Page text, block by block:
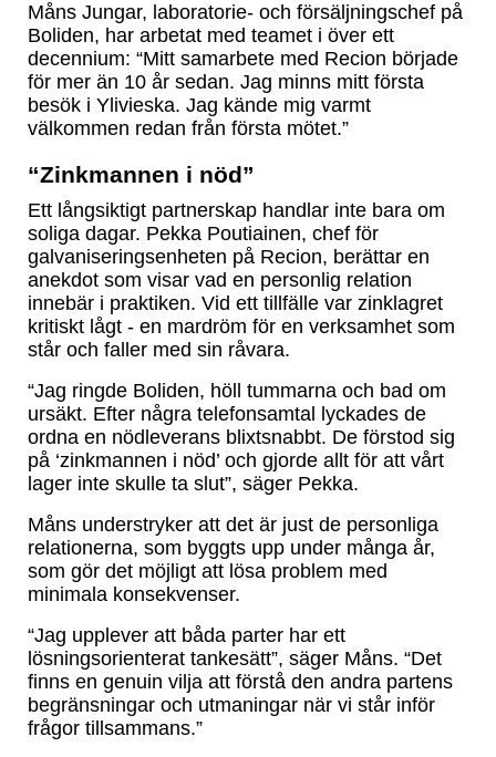
Måns Jungar, laboratorie- och försäljningschef på
Boliden, har arbetat med teamet i över ett
decennium: “Mitt samarbete med Recion började
för mer än 10 år sedan. Jag minns mitt första
besök i Ylivieska. Jag kände mig varmt
välkommen redan från första mötet.”
“Zinkmannen i nöd”
Ett långsiktigt partnerskap handlar inte bara om
soliga dagar. Pekka Poutiainen, chef för
galvaniseringsenheten på Recion, berättar en
anekdot som visar vad en personlig relation
innebär i praktiken. Vid ett tillfälle var zinklagret
kritiskt lågt - en mardröm för en verksamhet som
står och faller med sin råvara.
“Jag ringde Boliden, höll tummarna och bad om
ursäkt. Efter några telefonsamtal lyckades de
ordna en nödleverans blixtsnabbt. De förstod sig
på ‘zinkmannen i nöd’ och gjorde allt för att vårt
lager inte skulle ta slut”, säger Pekka.
Måns understryker att det är just de personliga
relationerna, som byggts upp under många år,
som gör det möjligt att lösa problem med
minimala konsekvenser.
“Jag upplever att båda parter har ett
lösningsorienterat tankesätt”, säger Måns. “Det
finns en genuin vilja att förstå den andra partens
begränsningar och utmaningar när vi står inför
frågor tillsammans.”